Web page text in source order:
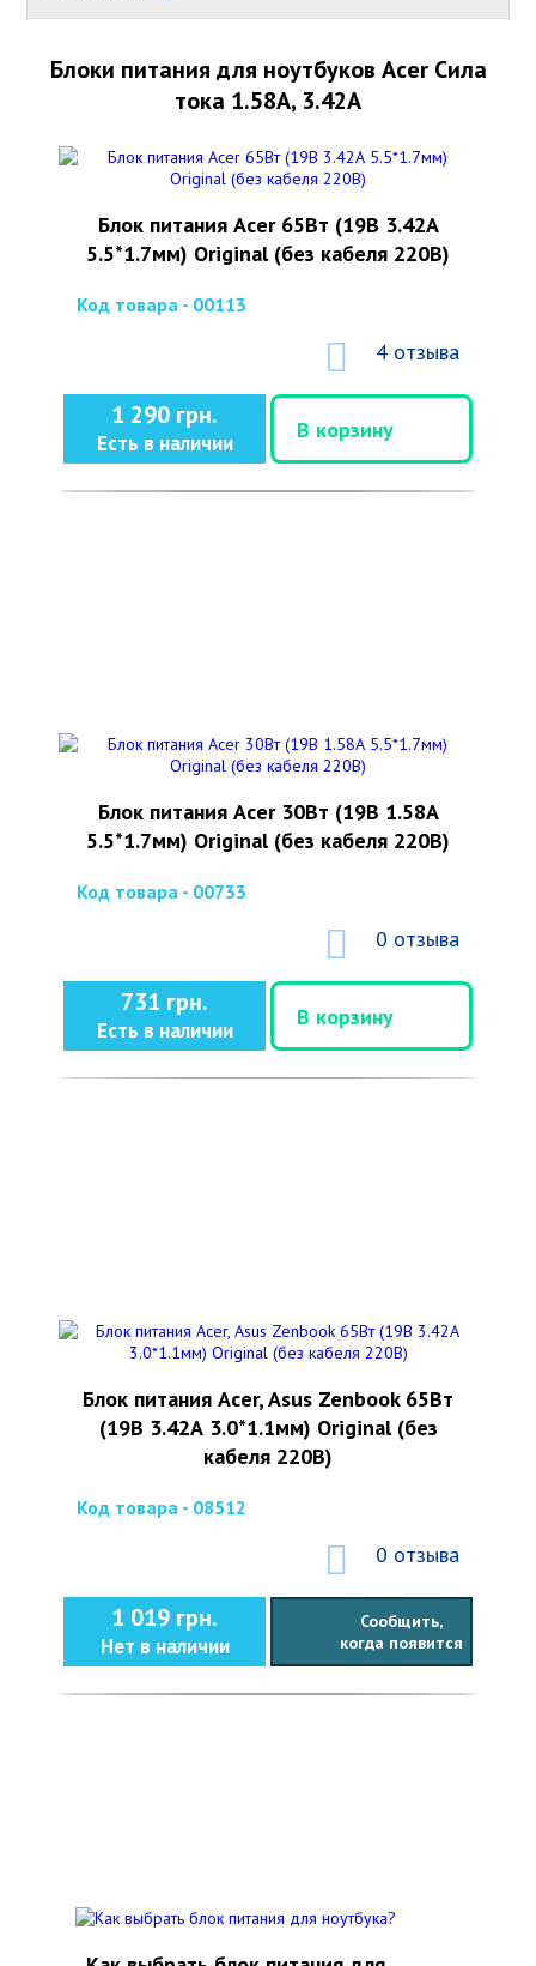
Блоки питания для ноутбуков Acer Сила
тока 1.58А, 3.42А
Блок питания Acer 65Вт (19В 3.42А
5.5*1.7мм) Original (без кабеля 220В)
Код товара - 00113
4 отзыва
1 290 грн.
Есть в наличии
В корзину
Блок питания Acer 30Вт (19В 1.58А
5.5*1.7мм) Original (без кабеля 220В)
Код товара - 00733
0 отзыва
731 грн.
Есть в наличии
В корзину
Блок питания Acer, Asus Zenbook 65Вт
(19В 3.42А 3.0*1.1мм) Original (без
кабеля 220В)
Код товара - 08512
0 отзыва
1 019 грн.
Нет в наличии
Сообщить,
когда появится